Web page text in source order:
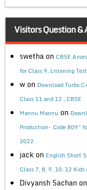
Visitors Question &
swetha on CBSE
for Class 9, Listening
w on Download Turbo
Class 11 and 12 , CBSE
Mannu Mannu on
Production- Code 809”
2022.
jack on English Short
Class 7, 8, 9, 10, 12
Divyansh Sachan on